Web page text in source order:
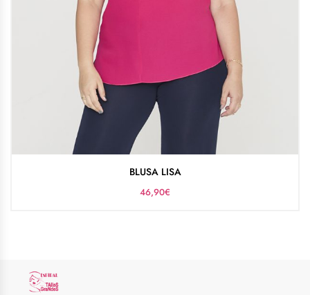
BLUSA LISA
46,90€